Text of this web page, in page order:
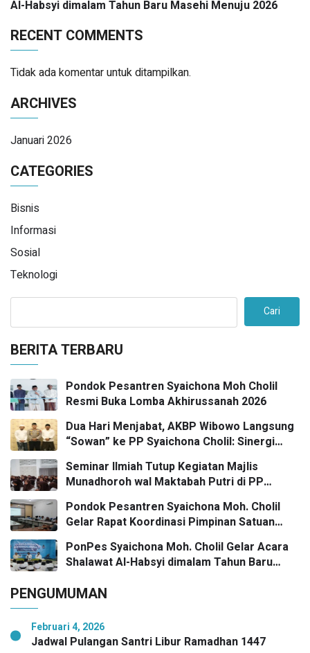
Al-Habsyi dimalam Tahun Baru Masehi Menuju 2026
RECENT COMMENTS
Tidak ada komentar untuk ditampilkan.
ARCHIVES
Januari 2026
CATEGORIES
Bisnis
Informasi
Sosial
Teknologi
Cari
BERITA TERBARU
Pondok Pesantren Syaichona Moh Cholil
Resmi Buka Lomba Akhirussanah 2026
Dua Hari Menjabat, AKBP Wibowo Langsung
“Sowan” ke PP Syaichona Cholil: Sinergi
Kunci Bangkalan Madani
Seminar Ilmiah Tutup Kegiatan Majlis
Munadhoroh wal Maktabah Putri di PP
Pondok Pesantren Syaichona Moh. Cholil
Gelar Rapat Koordinasi Pimpinan Satuan
PonPes Syaichona Moh. Cholil Gelar Acara
Shalawat Al-Habsyi dimalam Tahun Baru
PENGUMUMAN
Februari 4, 2026
Jadwal Pulangan Santri Libur Ramadhan 1447